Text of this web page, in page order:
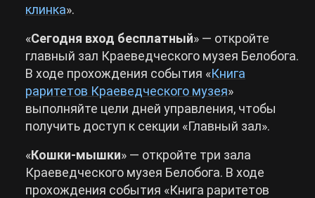
клинка».
«Сегодня вход бесплатный» — откройте
главный зал Краеведческого музея Белобога.
В ходе прохождения события «Книга
раритетов Краеведческого музея»
выполняйте цели дней управления, чтобы
получить доступ к секции «Главный зал».
«Кошки-мышки» — откройте три зала
Краеведческого музея Белобога. В ходе
прохождения события «Книга раритетов